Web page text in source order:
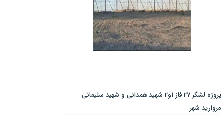
پروژه لشگر 27 فاز 1و2 شهید همدانی و شهید سلیمانی
مروارید شهر